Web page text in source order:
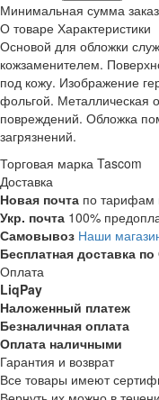
Минимальная сумма
О товаре Характеристики
Основой для обложки
кожзаменителем.
под кожу. Изображение
фольгой. Металлическая
повреждений. Обложка
загрязнений.
Торговая марка Tascom
Доставка
Новая почта по тарифам
Укр. почта 100%
Самовывоз Наши
Бесплатная доставка
Оплата
LiqPay
Наложенный платеж
Безналичная оплата
Оплата наличными
Гарантия и возврат
Все товары имеют